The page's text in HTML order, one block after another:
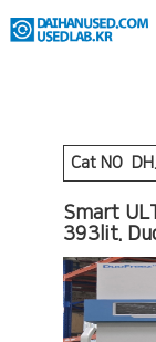
Cat NO
Smart
393lit.